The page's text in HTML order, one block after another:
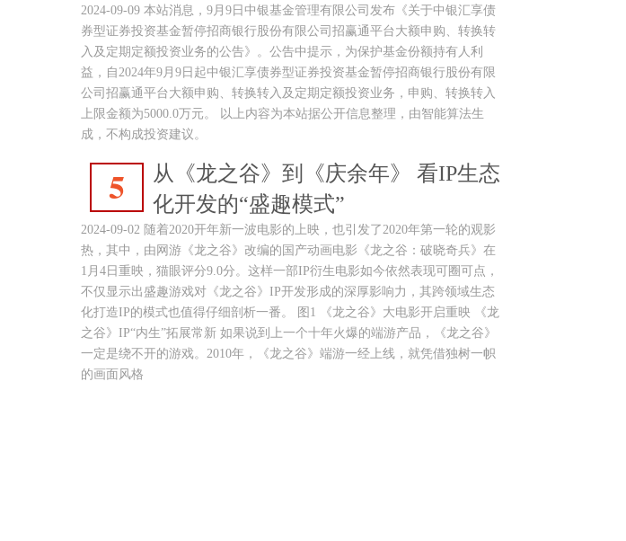
2024-09-09 本站消息，9月9日中银基金管理有限公司发布《关于中银汇享债
券型证券投资基金暂停招商银行股份有限公司招赢通平台大额申购、转换转
入及定期定额投资业务的公告》。公告中提示，为保护基金份额持有人利
益，自2024年9月9日起中银汇享债券型证券投资基金暂停招商银行股份有限
公司招赢通平台大额申购、转换转入及定期定额投资业务，申购、转换转入
上限金额为5000.0万元。 以上内容为本站据公开信息整理，由智能算法生
成，不构成投资建议。
5
从《龙之谷》到《庆余年》 看IP生态
化开发的“盛趣模式”
2024-09-02 随着2020开年新一波电影的上映，也引发了2020年第一轮的观影
热，其中，由网游《龙之谷》改编的国产动画电影《龙之谷：破晓奇兵》在
1月4日重映，猫眼评分9.0分。这样一部IP衍生电影如今依然表现可圈可点，
不仅显示出盛趣游戏对《龙之谷》IP开发形成的深厚影响力，其跨领域生态
化打造IP的模式也值得仔细剖析一番。 图1 《龙之谷》大电影开启重映 《龙
之谷》IP“内生”拓展常新 如果说到上一个十年火爆的端游产品，《龙之谷》
一定是绕不开的游戏。2010年，《龙之谷》端游一经上线，就凭借独树一帜
的画面风格